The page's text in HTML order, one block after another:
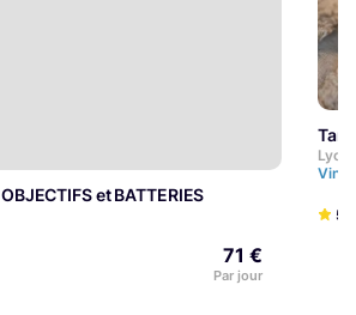
et BATTERIES
71 €
Par jour
5